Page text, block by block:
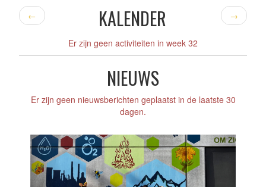
← KALENDER →
Er zijn geen activiteiten in week 32
NIEUWS
Er zijn geen nieuwsberichten geplaatst in de laatste 30
dagen.